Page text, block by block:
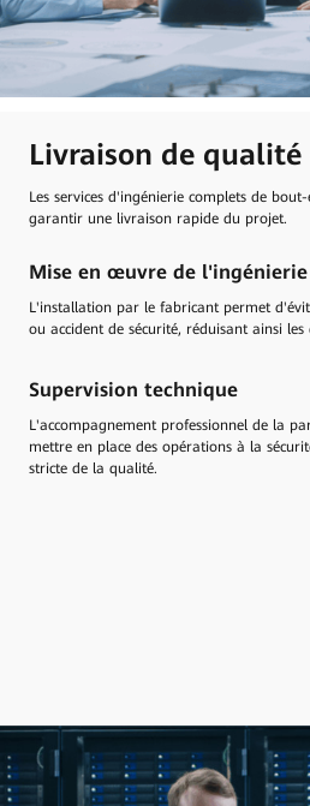
Livraison de
Les services d'ingénierie complets de
garantir une livraison rapide du projet.
Mise en œuvre de l'ingénierie
L'installation par le fabricant permet
ou accident de sécurité, réduisant ainsi les
Supervision technique
L'accompagnement professionnel de la
mettre en place des opérations à la
stricte de la qualité.